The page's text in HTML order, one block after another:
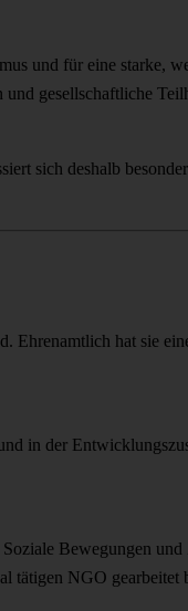
und für eine starke,
gesellschaftliche
sich deshalb
hat sie
in der
Bewegungen
tätigen NGO gearbeitet